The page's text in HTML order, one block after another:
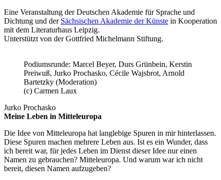
Eine Veranstaltung der Deutschen Akademie für Sprache und
Dichtung und der Sächsischen Akademie der Künste in Kooperation
mit dem Literaturhaus Leipzig.
Unterstützt von der Gottfried Michelmann Stiftung.
Podiumsrunde: Marcel Beyer, Durs Grünbein, Kerstin
Preiwuß, Jurko Prochasko, Cécile Wajsbrot, Arnold
Bartetzky (Moderation)
(c) Carmen Laux
Jurko Prochasko
Meine Leben in Mitteleuropa
Die Idee von Mitteleuropa hat langlebige Spuren in mir hinterlassen.
Diese Spuren machen mehrere Leben aus. Ist es ein Wunder, dass
ich bereit war, für jedes Leben im Dienst dieser Idee nur einen
Namen zu gebrauchen? Mitteleuropa. Und warum war ich nicht
bereit, diesen Namen aufzugeben?